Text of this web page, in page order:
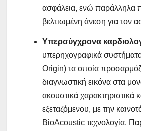
ασφάλεια, ενώ παράλληλα
βελτιωμένη άνεση για τον
Υπερσύγχρονα
υπερηχογραφικά
Origin) τα οποία
διαγνωστική εικόνα στα
ακουστικά χαρακτηριστικά
εξεταζόμενου, με την
BioAcoustic τεχνολογία.